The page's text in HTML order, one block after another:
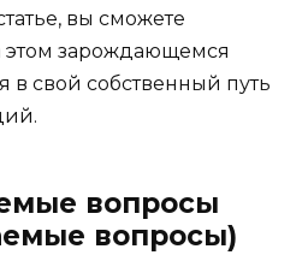
вы сможете
этом зарождающемся
в свой собственный путь
вопросы
вопросы)